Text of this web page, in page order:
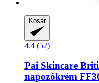
Kosár
4.4 (52)
Pai Skincare
napozókrém